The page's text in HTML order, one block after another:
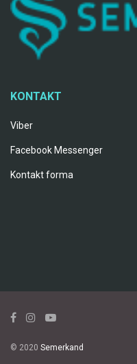
KONTAKT
Viber
Facebook Messenger
Kontakt forma
© 2020 Semerkand